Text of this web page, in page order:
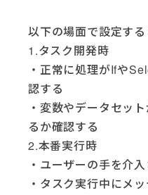
以下の場面で設定する
1.タスク開発時
・正常に処理がIfや
認する
・変数やデータセッ
るか確認する
2.本番実行時
・ユーザーの手を介
・タスク実行中にメ